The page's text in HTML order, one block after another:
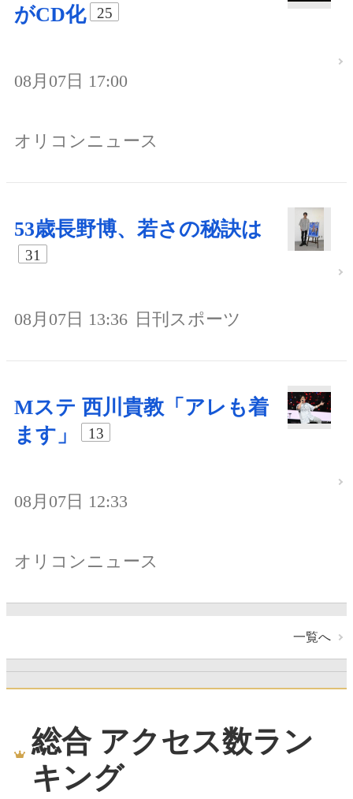
がCD化
25
08月07日 17:00
オリコンニュース
53歳長野博、若さの秘訣は
31
08月07日 13:36 日刊スポーツ
Mステ 西川貴教「アレも着
ます」
13
08月07日 12:33
オリコンニュース
一覧へ
総合 アクセス数ラン
キング